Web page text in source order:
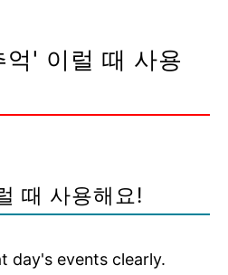
' 이럴 때 사용
때 사용해요!
day's events clearly.